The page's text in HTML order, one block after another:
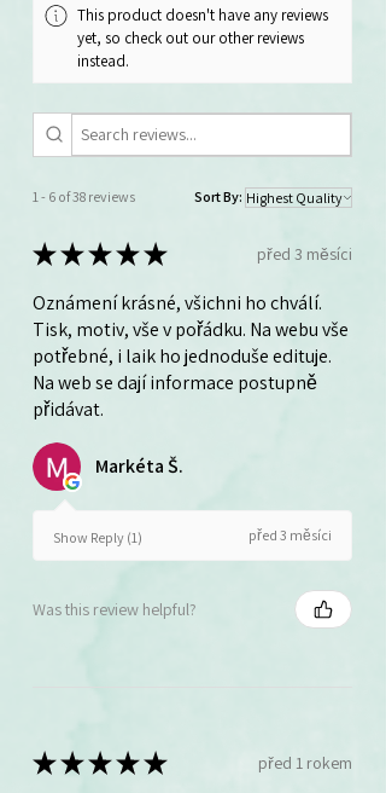
This product doesn't have any reviews
yet, so check out our other reviews
instead.
1 - 6 of 38 reviews Sort By:
★★★★★ před 3 měsíci
Oznámení krásné, všichni ho chválí.
Tisk, motiv, vše v pořádku. Na webu vše
potřebné, i laik ho jednoduše edituje.
Na web se dají informace postupně
přidávat.
Markéta Š.
Show Reply (1) před 3 měsíci
Was this review helpful?
★★★★★ před 1 rokem